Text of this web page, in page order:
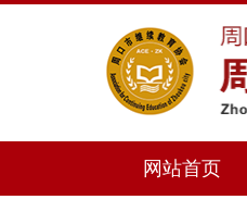
网站首页